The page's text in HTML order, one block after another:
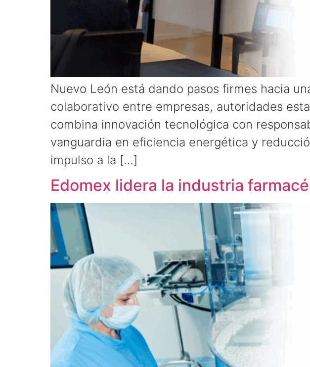
Nuevo León está dando pasos firmes hacia
colaborativo entre empresas, autoridades
combina innovación tecnológica con
vanguardia en eficiencia energética y
impulso a la […]
Edomex lidera la industria